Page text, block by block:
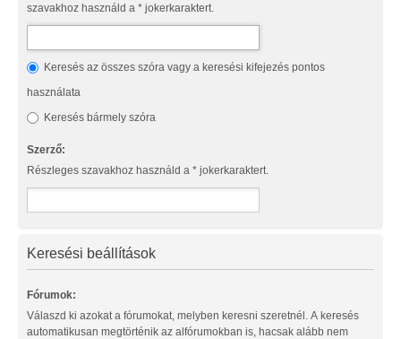
szavakhoz használd a * jokerkaraktert.
Keresés az összes szóra vagy a keresési kifejezés pontos
használata
Keresés bármely szóra
Szerző:
Részleges szavakhoz használd a * jokerkaraktert.
Keresési beállítások
Fórumok:
Válaszd ki azokat a fórumokat, melyben keresni szeretnél. A keresés
automatikusan megtörténik az alfórumokban is, hacsak alább nem